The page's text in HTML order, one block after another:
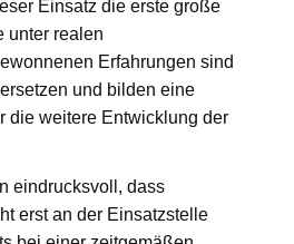
Einsatz die erste große
unter realen
Erfahrungen sind
und bilden eine
die weitere Entwicklung der
eindrucksvoll, dass
erst an der Einsatzstelle